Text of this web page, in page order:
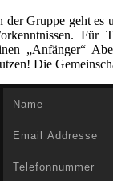
der Gruppe geht es
Für
„Anfänger“
Die